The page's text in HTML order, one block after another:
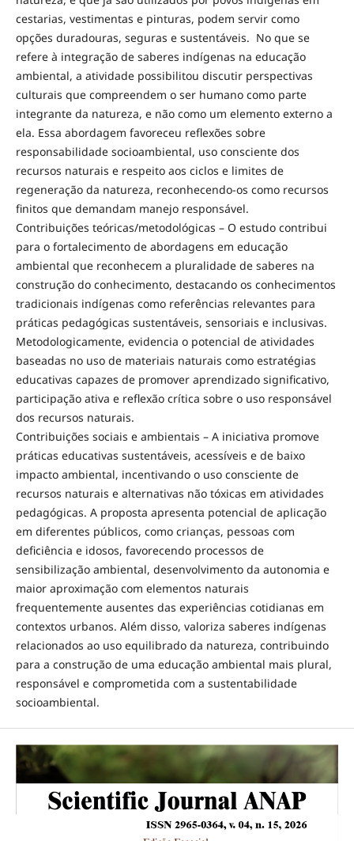
cestarias, vestimentas e pinturas, podem servir como
opções duradouras, seguras e sustentáveis. No que se
refere à integração de saberes indígenas na educação
ambiental, a atividade possibilitou discutir perspectivas
culturais que compreendem o ser humano como parte
integrante da natureza, e não como um elemento externo a
ela. Essa abordagem favoreceu reflexões sobre
responsabilidade socioambiental, uso consciente dos
recursos naturais e respeito aos ciclos e limites de
regeneração da natureza, reconhecendo-os como recursos
finitos que demandam manejo responsável.
Contribuições teóricas/metodológicas – O estudo contribui
para o fortalecimento de abordagens em educação
ambiental que reconhecem a pluralidade de saberes na
construção do conhecimento, destacando os conhecimentos
tradicionais indígenas como referências relevantes para
práticas pedagógicas sustentáveis, sensoriais e inclusivas.
Metodologicamente, evidencia o potencial de atividades
baseadas no uso de materiais naturais como estratégias
educativas capazes de promover aprendizado significativo,
participação ativa e reflexão crítica sobre o uso responsável
dos recursos naturais.
Contribuições sociais e ambientais – A iniciativa promove
práticas educativas sustentáveis, acessíveis e de baixo
impacto ambiental, incentivando o uso consciente de
recursos naturais e alternativas não tóxicas em atividades
pedagógicas. A proposta apresenta potencial de aplicação
em diferentes públicos, como crianças, pessoas com
deficiência e idosos, favorecendo processos de
sensibilização ambiental, desenvolvimento da autonomia e
maior aproximação com elementos naturais
frequentemente ausentes das experiências cotidianas em
contextos urbanos. Além disso, valoriza saberes indígenas
relacionados ao uso equilibrado da natureza, contribuindo
para a construção de uma educação ambiental mais plural,
responsável e comprometida com a sustentabilidade
socioambiental.